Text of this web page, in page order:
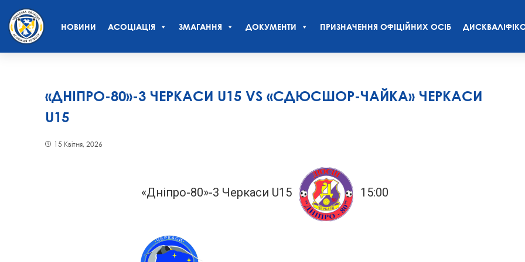
НОВИНИ АСОЦІАЦІЯ ЗМАГАННЯ ДОКУМЕНТИ ПРИЗНАЧЕННЯ ОФІЦІЙНИХ ОСІБ
«ДНІПРО-80»-3 ЧЕРКАСИ U15 VS «СДЮСШОР-ЧАЙКА» ЧЕРКАСИ
U15
15 Квітня, 2026
«Дніпро-80»-3 Черкаси U15 15:00